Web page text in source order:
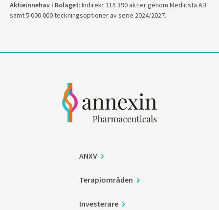
Aktieinnehav i Bolaget: Indirekt 115 390 aktier genom Medirista AB
samt 5 000 000 teckningsoptioner av serie 2024/2027.
ANXV
Terapiområden
Investerare